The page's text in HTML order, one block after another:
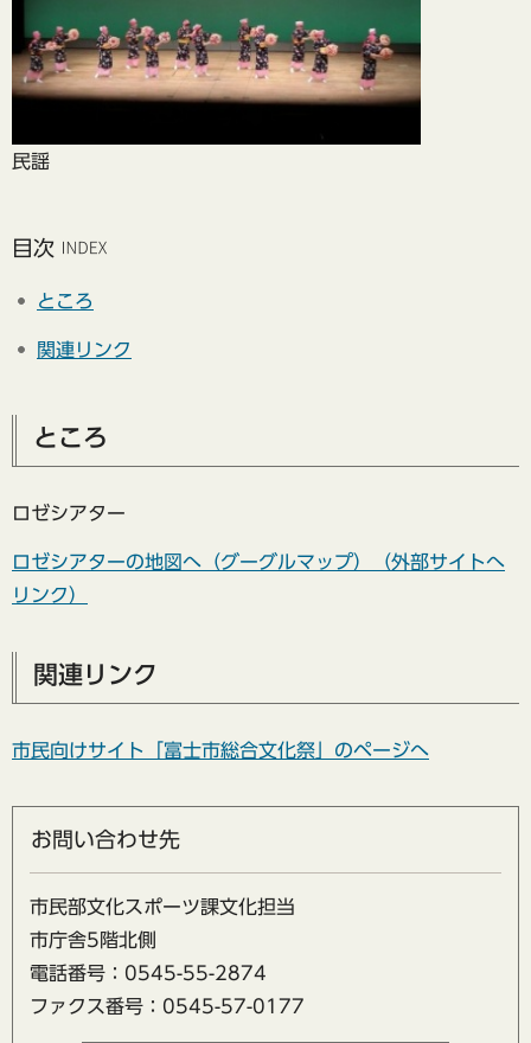
民謡
目次
ところ
関連リンク
ところ
ロゼシアター
ロゼシアターの地図へ（グーグルマップ）（外部サイトへ
リンク）
関連リンク
市民向けサイト「富士市総合文化祭」のページへ
お問い合わせ先
市民部文化スポーツ課文化担当
市庁舎5階北側
電話番号：0545-55-2874
ファクス番号：0545-57-0177